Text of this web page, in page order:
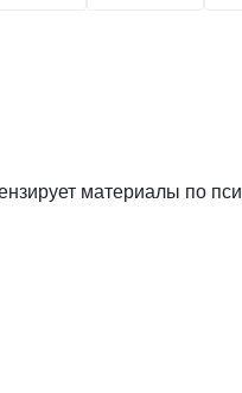
материалы по